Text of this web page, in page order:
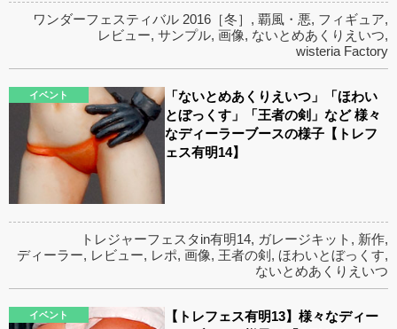
ワンダーフェスティバル 2016［冬］ , 覇風・悪, フィギュア,
レビュー, サンプル, 画像, ないとめあくりえいつ,
wisteria Factory
イベント
「ないとめあくりえいつ」「ほわい
とぼっくす」「王者の剣」など 様々
なディーラーブースの様子【トレフ
ェス有明14】
トレジャーフェスタin有明14, ガレージキット , 新作,
ディーラー, レビュー, レポ, 画像, 王者の剣 , ほわいとぼっくす,
ないとめあくりえいつ
イベント
【トレフェス有明13】様々なディー